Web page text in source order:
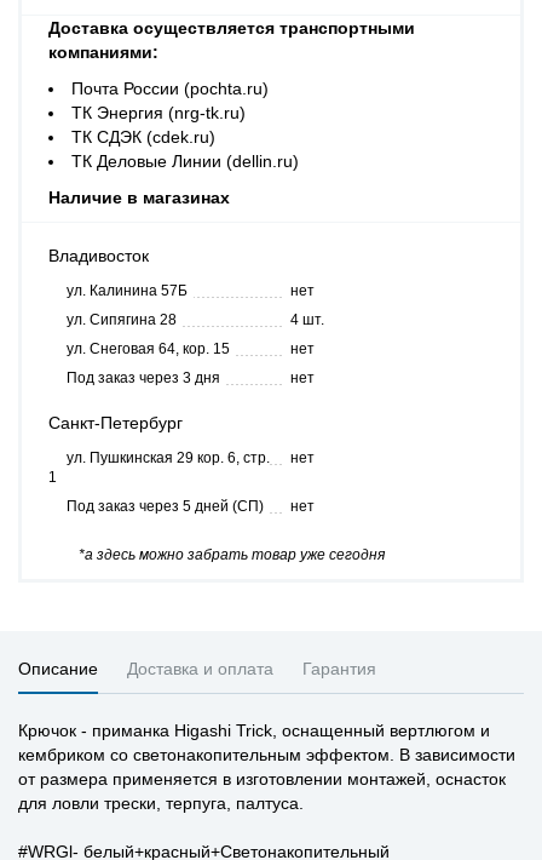
Доставка осуществляется транспортными
компаниями:
Почта России (pochta.ru)
ТК Энергия (nrg-tk.ru)
ТК СДЭК (cdek.ru)
ТК Деловые Линии (dellin.ru)
Наличие в магазинах
Владивосток
ул. Калинина 57Б
нет
ул. Сипягина 28
4 шт.
ул. Снеговая 64, кор. 15
нет
Под заказ через 3 дня
нет
Санкт-Петербург
ул. Пушкинская 29 кор. 6, стр.
1
нет
Под заказ через 5 дней (СП) нет
*а здесь можно забрать товар уже сегодня
Описание Доставка и оплата Гарантия
Крючок - приманка Higashi Trick, оснащенный вертлюгом и
кембриком со светонакопительным эффектом. В зависимости
от размера применяется в изготовлении монтажей, оснасток
для ловли трески, терпуга, палтуса.
#WRGl- белый+красный+Светонакопительный